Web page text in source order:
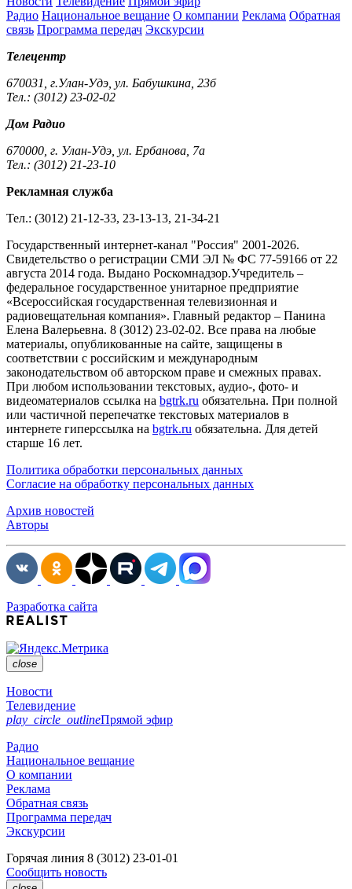
Радио Национальное вещание О компании Реклама Обратная
связь Программа передач Экскурсии
Телецентр
670031, г.Улан-Удэ, ул. Бабушкина, 23б
Тел.: (3012) 23-02-02
Дом Радио
670000, г. Улан-Удэ, ул. Ербанова, 7а
Тел.: (3012) 21-23-10
Рекламная служба
Тел.: (3012) 21-12-33, 23-13-13, 21-34-21
Государственный интернет-канал "Россия" 2001-2026.
Cвидетельство о регистрации СМИ ЭЛ № ФС 77-59166 от 22
августа 2014 года. Выдано Роскомнадзор.Учредитель –
федеральное государственное унитарное предприятие
«Всероссийская государственная телевизионная и
радиовещательная компания». Главный редактор – Панина
Елена Валерьевна. 8 (3012) 23-02-02. Все права на любые
материалы, опубликованные на сайте, защищены в
соответствии с российским и международным
законодательством об авторском праве и смежных правах.
При любом использовании текстовых, аудио-, фото- и
видеоматериалов ссылка на bgtrk.ru обязательна. При полной
или частичной перепечатке текстовых материалов в
интернете гиперссылка на bgtrk.ru обязательна. Для детей
старше 16 лет.
Политика обработки персональных данных
Согласие на обработку персональных данных
Архив новостей
Авторы
Разработка сайта
close
Новости
Телевидение
play_circle_outlineПрямой эфир
Радио
Национальное вещание
О компании
Реклама
Обратная связь
Программа передач
Экскурсии
Горячая линия 8 (3012) 23-01-01
Сообщить новость